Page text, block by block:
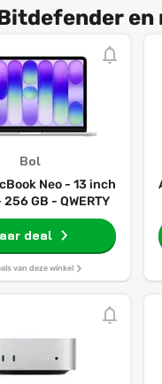
Bol
Neo - 13 inch
GB - QWERTY
deal
van deze winkel